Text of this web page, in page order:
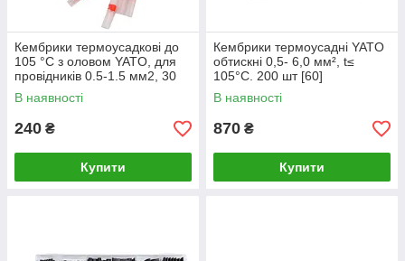
Кембрики термоусадкові до
105 °C з оловом YATO, для
провідників 0.5-1.5 мм2, 30
шт.
В наявності
240 ₴
Купити
Кембрики термоусадні YATO
обтискні 0,5- 6,0 мм², t≤
105°C. 200 шт [60]
В наявності
870 ₴
Купити